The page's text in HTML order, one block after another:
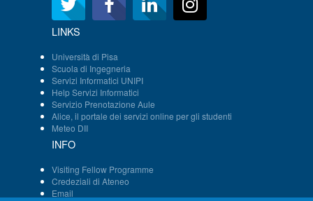
LINKS
Università di Pisa
Scuola di Ingegneria
Servizi Informatici UNIPI
Help Servizi Informatici
Servizio Prenotazione Aule
Alice, il portale dei servizi online per gli studenti
Meteo DII
INFO
Visiting Fellow Programme
Credeziali di Ateneo
Email